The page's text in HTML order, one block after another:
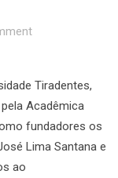
Tiradentes,
Acadêmica
fundadores os
Lima Santana e
ao